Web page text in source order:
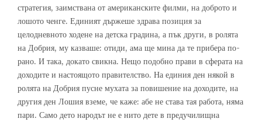
стратегия, заимствана от американските филми, на доброто и
лошото ченге. Единият държеше здрава позиция за
целодневното ходене на детска градина, а пък други, в ролята
на Добрия, му казваше: отиди, ама ще мина да те прибера по-
рано. И така, докато свикна. Нещо подобно прави в сферата на
доходите и настоящото правителство. На единия ден някой в
ролята на Добрия пусне мухата за повишение на доходите, на
другия ден Лошия вземе, че каже: абе не става тая работа, няма
пари. Само дето народът не е нито дете в предучилищна